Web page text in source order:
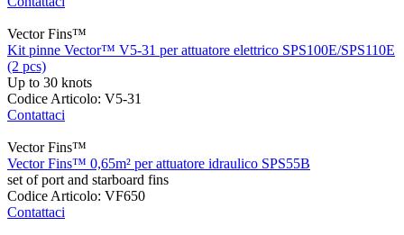
Vector Fins™
Kit pinne Vector™ V5-31 per attuatore elettrico SPS100E/SPS110E
(2 pcs)
Up to 30 knots
Codice Articolo: V5-31
Contattaci
Vector Fins™
Vector Fins™ 0,65m² per attuatore idraulico SPS55B
set of port and starboard fins
Codice Articolo: VF650
Contattaci